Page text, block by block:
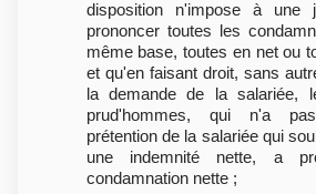
disposition n'impose à une
prononcer toutes les
même base, toutes en net ou
et qu'en faisant droit, sans
la demande de la salariée,
prud'hommes, qui n'a
prétention de la salariée qui
une indemnité nette, a
condamnation nette ;